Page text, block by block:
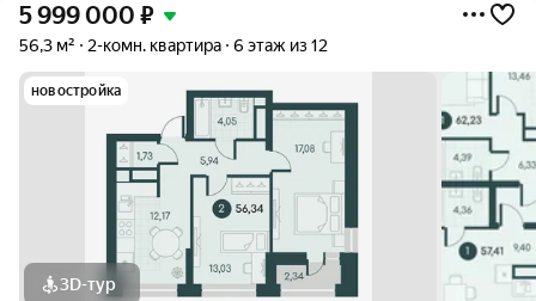
5 999 000 ₽
56,3 м² 2-комн. квартира 6 этаж из 12
новостройка
3D-тур